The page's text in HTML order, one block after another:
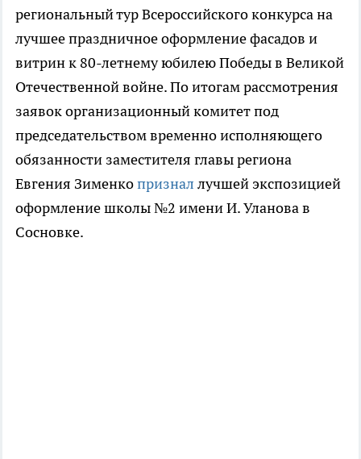
региональный тур Всероссийского конкурса на
лучшее праздничное оформление фасадов и
витрин к 80-летнему юбилею Победы в Великой
Отечественной войне. По итогам рассмотрения
заявок организационный комитет под
председательством временно исполняющего
обязанности заместителя главы региона
Евгения Зименкопризнал лучшей экспозицией
оформление школы №2 имени И. Уланова в
Сосновке.